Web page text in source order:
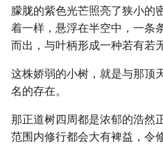
朦胧的紫色光芒照亮了狭小的
着一样，悬浮在半空中，一条
而出，与叶柄形成一种若有若
这株娇弱的小树，就是与那顶
名的存在。
那正道树四周都是浓郁的浩然
范围内修行都会大有裨益，令